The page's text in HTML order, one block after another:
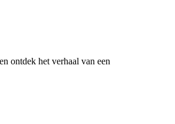
ontdek het verhaal van een